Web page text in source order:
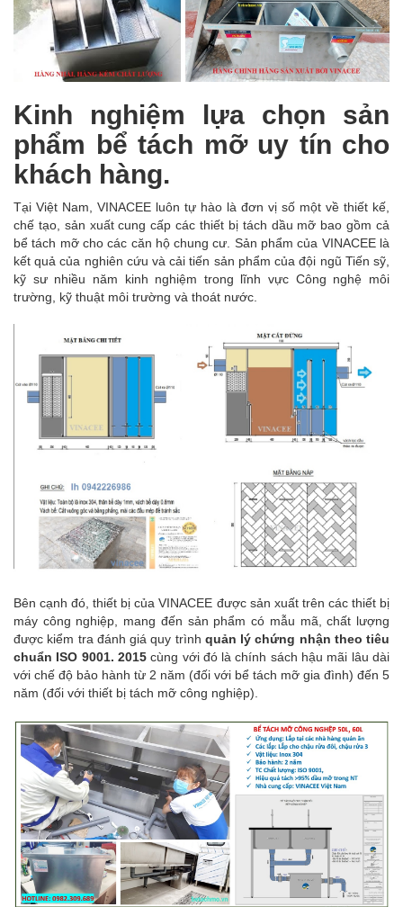
Kinh nghiệm lựa chọn sản
phẩm bể tách mỡ uy tín cho
khách hàng.
Tại Việt Nam, VINACEE luôn tự hào là đơn vị số một về thiết kế,
chế tạo, sản xuất cung cấp các thiết bị tách dầu mỡ bao gồm cả
bể tách mỡ cho các căn hộ chung cư. Sản phẩm của VINACEE là
kết quả của nghiên cứu và cải tiến sản phẩm của đội ngũ Tiến sỹ,
kỹ sư nhiều năm kinh nghiệm trong lĩnh vực Công nghệ môi
trường, kỹ thuật môi trường và thoát nước.
Bên cạnh đó, thiết bị của VINACEE được sản xuất trên các thiết bị
máy công nghiệp, mang đến sản phẩm có mẫu mã, chất lượng
được kiểm tra đánh giá quy trình quản lý chứng nhận theo tiêu
chuẩn ISO 9001. 2015cùng với đó là chính sách hậu mãi lâu dài
với chế độ bảo hành từ 2 năm (đối với bể tách mỡ gia đình) đến 5
năm (đối với thiết bị tách mỡ công nghiệp).